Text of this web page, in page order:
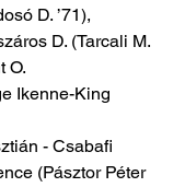
D. ’71),
D. (Tarcali M.
O.
Ikenne-King
- Csabafi
(Pásztor Péter